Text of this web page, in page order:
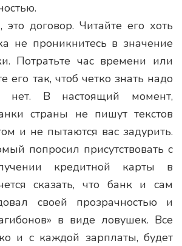
это договор. Читайте его хоть
не проникнитесь в значение
Потратьте час времени или
его так, чтоб четко знать надо
В настоящий момент,
страны не пишут текстов
и не пытаются вас задурить.
попросил присутствовать с
кредитной карты в
сказать, что банк и сам
своей прозрачностью и
в виде ловушек. Все
и с каждой зарплаты, будет